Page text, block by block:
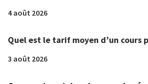
4 août 2026
Quel est le tarif moyen d’un cours
3 août 2026